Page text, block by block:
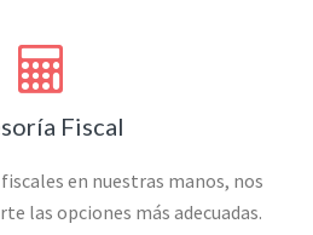
Fiscal
en nuestras manos, nos
las opciones más adecuadas.